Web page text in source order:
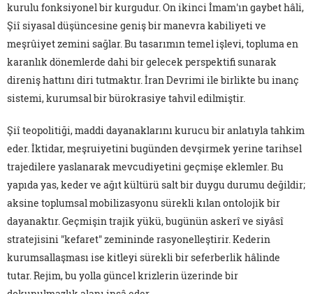
kurulu fonksiyonel bir kurgudur. On ikinci İmam'ın gaybet hâli,
Şiî siyasal düşüncesine geniş bir manevra kabiliyeti ve
meşrûiyet zemini sağlar. Bu tasarımın temel işlevi, topluma en
karanlık dönemlerde dahi bir gelecek perspektifi sunarak
direniş hattını diri tutmaktır. İran Devrimi ile birlikte bu inanç
sistemi, kurumsal bir bürokrasiye tahvil edilmiştir.
Şiî teopolitiği, maddi dayanaklarını kurucu bir anlatıyla tahkim
eder. İktidar, meşruiyetini bugünden devşirmek yerine tarihsel
trajedilere yaslanarak mevcudiyetini geçmişe eklemler. Bu
yapıda yas, keder ve ağıt kültürü salt bir duygu durumu değildir;
aksine toplumsal mobilizasyonu sürekli kılan ontolojik bir
dayanaktır. Geçmişin trajik yükü, bugünün askerî ve siyâsî
stratejisini "kefaret" zemininde rasyonelleştirir. Kederin
kurumsallaşması ise kitleyi sürekli bir seferberlik hâlinde
tutar. Rejim, bu yolla güncel krizlerin üzerinde bir